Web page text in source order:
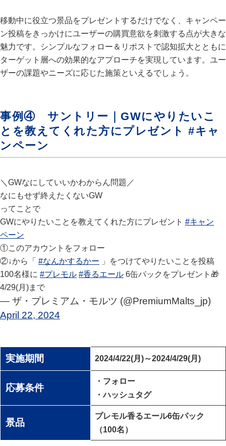
移動中に役立つ景品をプレゼントするだけでなく、キャンペー
ン投稿をきっかけにユーザーの購買意欲を刺激する点が大きな
魅力です。シンプルなフォロー＆リポストで認知拡大とともに
ターゲット層への効果的なアプローチを実現しています。ユー
ザーの課題やニーズに応じた施策といえるでしょう。
事例④ サントリー｜GWにやりたいこ
とを教えてくれた方にプレゼント #キャ
ンペーン
＼GWなにしていいかわからん問題／
なにもせず終えたくないGW
ってことで
GWにやりたいことを教えてくれた方にプレゼント #キャン
ペーン
①このアカウントをフォロー
②↓から「 #なんかするかー 」をつけてやりたいことを投稿
100名様に #プレモル #香るエール 6缶パックをプレゼント🎁
4/29(月)まで
— ザ・プレミアム・モルツ (@PremiumMalts_jp)
April 22, 2024
実施期間 2024/4/22(月)～2024/4/29(月)
応募条件
・フォロー
・ハッシュタグ
景品
プレモル香るエール6缶パック
（100名）